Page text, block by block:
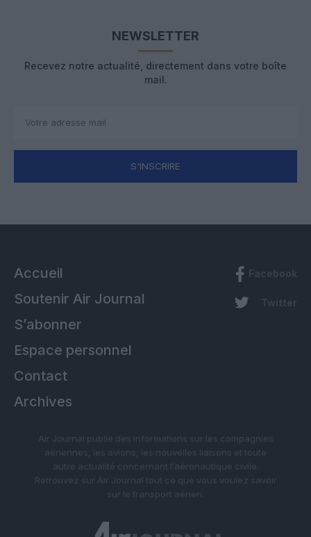
NEWSLETTER
Recevez notre actualité, directement dans votre boîte
mail.
S'INSCRIRE
Accueil
Soutenir Air Journal
S’abonner
Espace personnel
Contact
Archives